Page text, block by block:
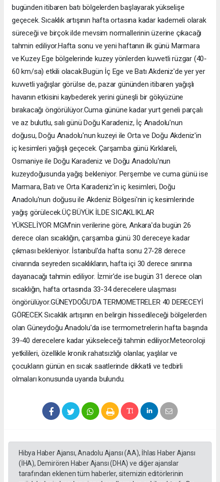
bugünden itibaren batı bölgelerden başlayarak yükselişe
geçecek. Sıcaklık artışının hafta ortasına kadar kademeli olarak
süreceği ve birçok ilde mevsim normallerinin üzerine çıkacağı
tahmin ediliyor.Hafta sonu ve yeni haftanın ilk günü Marmara
ve Kuzey Ege bölgelerinde kuzey yönlerden kuvvetli rüzgar (40-
60 km/sa) etkili olacak.Bugün İç Ege ve Batı Akdeniz'de yer yer
kuvvetli yağışlar görülse de, pazar gününden itibaren yağışlı
havanın etkisini kaybederek yerini güneşli bir gökyüzüne
bırakacağı öngörülüyor.Cuma gününe kadar yurt geneli parçalı
ve az bulutlu, salı günü Doğu Karadeniz, İç Anadolu'nun
doğusu, Doğu Anadolu'nun kuzeyi ile Orta ve Doğu Akdeniz'in
iç kesimleri yağışlı geçecek. Çarşamba günü Kırklareli,
Osmaniye ile Doğu Karadeniz ve Doğu Anadolu'nun
kuzeydoğusunda yağış bekleniyor. Perşembe ve cuma günü ise
Marmara, Batı ve Orta Karadeniz'in iç kesimleri, Doğu
Anadolu'nun doğusu ile Akdeniz Bölgesi'nin iç kesimlerinde
yağış görülecek.ÜÇ BÜYÜK İLDE SICAKLIKLAR
YÜKSELİYOR MGM'nin verilerine göre, Ankara'da bugün 26
derece olan sıcaklığın, çarşamba günü 30 dereceye kadar
çıkması bekleniyor. İstanbul'da hafta sonu 27-28 derece
civarında seyreden sıcaklıkların, hafta içi 30 derece sınırına
dayanacağı tahmin ediliyor. İzmir'de ise bugün 31 derece olan
sıcaklığın, hafta ortasında 33-34 derecelere ulaşması
öngörülüyor.GÜNEYDOĞU'DA TERMOMETRELER 40 DERECEYİ
GÖRECEK Sıcaklık artışının en belirgin hissedileceği bölgelerden
olan Güneydoğu Anadolu'da ise termometrelerin hafta başında
39-40 derecelere kadar yükseleceği tahmin ediliyor.Meteoroloji
yetkilileri, özellikle kronik rahatsızlığı olanlar, yaşlılar ve
çocukların günün en sıcak saatlerinde dikkatli ve tedbirli
olmaları konusunda uyarıda bulundu.
Hibya Haber Ajansı, Anadolu Ajansı (AA), İhlas Haber Ajansı
(İHA), Demirören Haber Ajansı (DHA) ve diğer ajanslar
tarafından eklenen tüm haberler, sitemizin editörlerinin